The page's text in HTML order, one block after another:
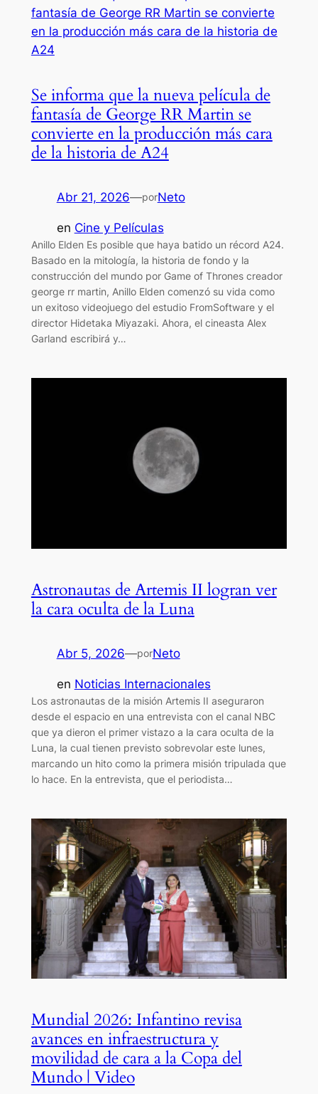
Se informa que la nueva película de
fantasía de George RR Martin se
convierte en la producción más cara
de la historia de A24
Abr 21, 2026—porNeto
en Cine y Películas
Anillo Elden Es posible que haya batido un récord A24.
Basado en la mitología, la historia de fondo y la
construcción del mundo por Game of Thrones creador
george rr martin, Anillo Elden comenzó su vida como
un exitoso videojuego del estudio FromSoftware y el
director Hidetaka Miyazaki. Ahora, el cineasta Alex
Garland escribirá y…
Astronautas de Artemis II logran ver
la cara oculta de la Luna
Abr 5, 2026—porNeto
en Noticias Internacionales
Los astronautas de la misión Artemis II aseguraron
desde el espacio en una entrevista con el canal NBC
que ya dieron el primer vistazo a la cara oculta de la
Luna, la cual tienen previsto sobrevolar este lunes,
marcando un hito como la primera misión tripulada que
lo hace. En la entrevista, que el periodista…
Mundial 2026: Infantino revisa
avances en infraestructura y
movilidad de cara a la Copa del
Mundo | Video